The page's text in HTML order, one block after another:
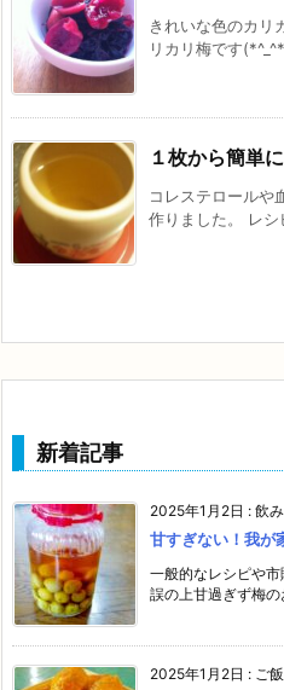
きれいな色のカリ
リカリ梅です
１枚から簡単
コレステロールや
作りました。 レ
新着記事
2025年1月2日 : 飲
甘すぎない！我が
一般的なレシピや
誤の上甘過ぎず梅の
2025年1月2日 : ご